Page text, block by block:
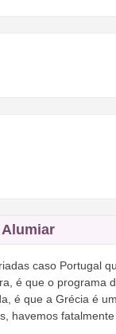
Alumiar
caso Portugal
é que o programa
é que a Grécia é
havemos fatalmente